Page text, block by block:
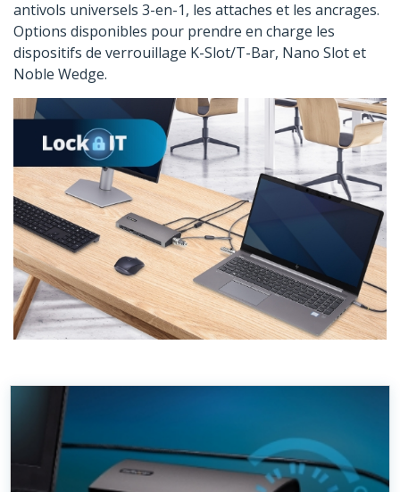
antivols universels 3-en-1, les attaches et les ancrages.
Options disponibles pour prendre en charge les
dispositifs de verrouillage K-Slot/T-Bar, Nano Slot et
Noble Wedge.